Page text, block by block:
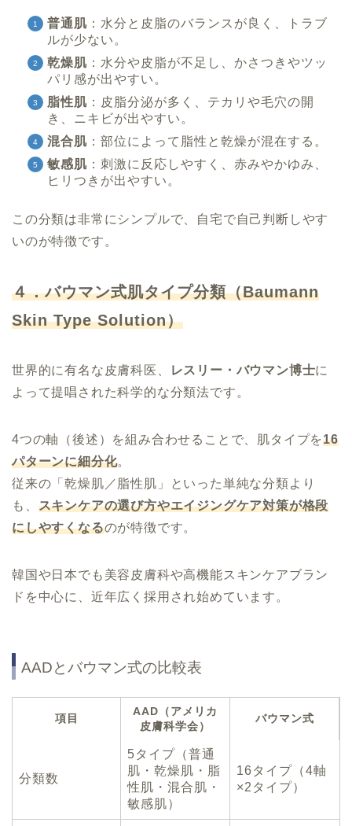
普通肌 ：水分と皮脂のバランスが良く、トラブ
ルが少ない。
乾燥肌 ：水分や皮脂が不足し、かさつきやツッ
パリ感が出やすい。
脂性肌 ：皮脂分泌が多く、テカリや毛穴の開
き、ニキビが出やすい。
混合肌 ：部位によって脂性と乾燥が混在する。
敏感肌 ：刺激に反応しやすく、赤みやかゆみ、
ヒリつきが出やすい。
この分類は非常にシンプルで、自宅で自己判断しやす
いのが特徴です。
４．バウマン式肌タイプ分類（Baumann
Skin Type Solution）
世界的に有名な皮膚科医、 レスリー・バウマン博士に
よって提唱された科学的な分類法です。
4つの軸（後述）を組み合わせることで、肌タイプを16
パターンに細分化。
従来の「乾燥肌／脂性肌」といった単純な分類より
も、 スキンケアの選び方やエイジングケア対策が格段
にしやすくなるのが特徴です。
韓国や日本でも美容皮膚科や高機能スキンケアブラン
ドを中心に、近年広く採用され始めています。
AADとバウマン式の比較表
項目
AAD（アメリカ
皮膚科学会）
バウマン式
分類数
5タイプ（普通
肌・乾燥肌・脂
性肌・混合肌・
敏感肌）
16タイプ（4軸
×2タイプ）